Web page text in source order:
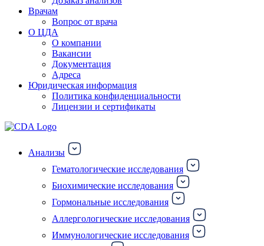
Врачам
Вопрос от врача
О ЦДА
О компании
Вакансии
Документация
Адреса
Юридическая информация
Политика конфиденциальности
Лицензии и сертификаты
Анализы
Гематологические исследования
Биохимические исследования
Гормональные исследования
Аллергологические исследования
Иммунологические исследования